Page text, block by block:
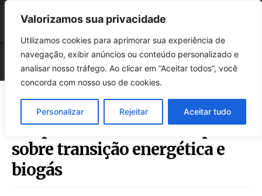
Valorizamos sua privacidade
Utilizamos cookies para aprimorar sua experiência de
navegação, exibir anúncios ou conteúdo personalizado e
analisar nosso tráfego. Ao clicar em “Aceitar todos”, você
concorda com nosso uso de cookies.
Personalizar Rejeitar Aceitar tudo
Chapecó recebe workshop
sobre transição energética e
biogás